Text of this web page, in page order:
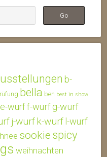
b-
bella ben best in show
e-wurff-wurfg-wurf
j-wurfk-wurf l-wurf
sookie spicy
weihnachten